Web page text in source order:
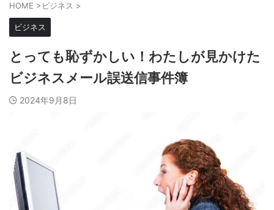
HOME >ビジネス >
ビジネス
とっても恥ずかしい！わたしが見かけた
ビジネスメール誤送信事件簿
2024年9月8日